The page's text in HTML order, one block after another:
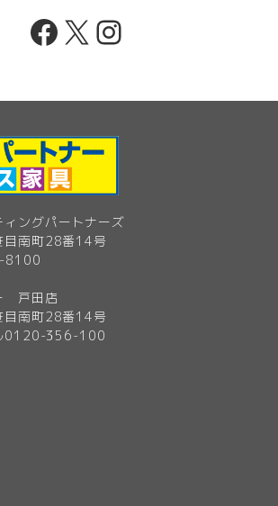
Facebook
X Instagram
ングパートナーズ
南町28番14号
戸田店
南町28番14号
356-100